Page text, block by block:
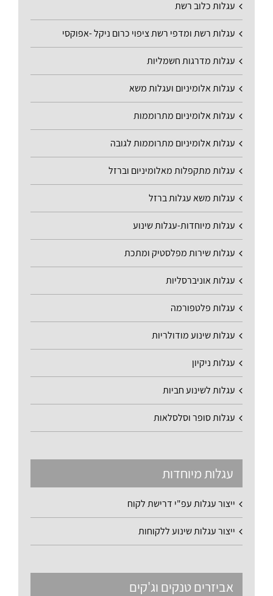
עגלות כלוב רשת
עגלות רשת ומדפי רשת ציפוי כרום ניקל -אפוקסי
עגלות מדרגות חשמליות
עגלות אלומיניום ועגלות משא
עגלות אלומיניום מתרוממות
עגלות אלומיניום מתרוממות לגובה
עגלות מתקפלות מאלומיניום וברזל
עגלות משא עגלות ברזל
עגלות מיוחדות-עגלות שינוע
עגלות שירות מפלסטיק ומתכת
עגלות אוניברסליות
עגלות פלטפורמה
עגלות שינוע מודולריות
עגלות ניקיון
עגלות לשינוע חביות
עגלות סופר וסלסלאות
עגלות מיוחדות
ייצור עגלות עפ"י דרישת לקוח
ייצור עגלות שינוע ללקוחות
אביזרים טנקים וג'קים